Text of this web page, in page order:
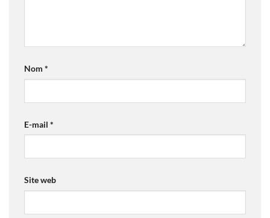
Nom *
E-mail *
Site web